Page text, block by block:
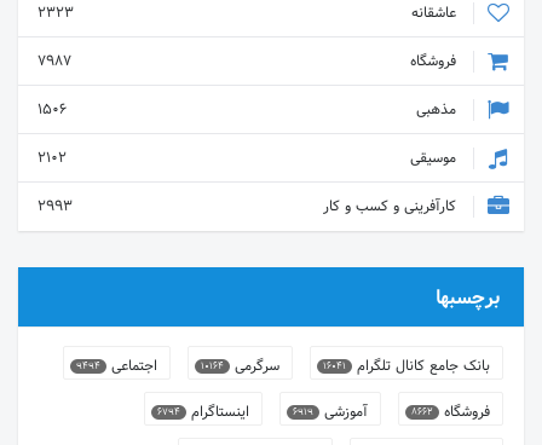
عاشقانه
2323
فروشگاه
7987
مذهبی
1506
موسیقی
2102
کارآفرینی و کسب و کار
2993
برچسبها
بانک جامع کانال تلگرام 16041 سرگرمی 10164 اجتماعی 9494
فروشگاه 8662 آموزشی 6919 اینستاگرام 6794